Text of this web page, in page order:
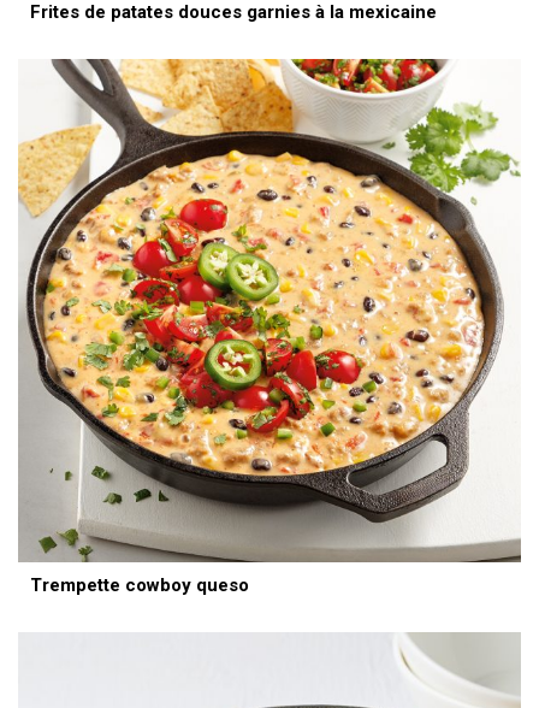
Frites de patates douces garnies à la mexicaine
Trempette cowboy queso